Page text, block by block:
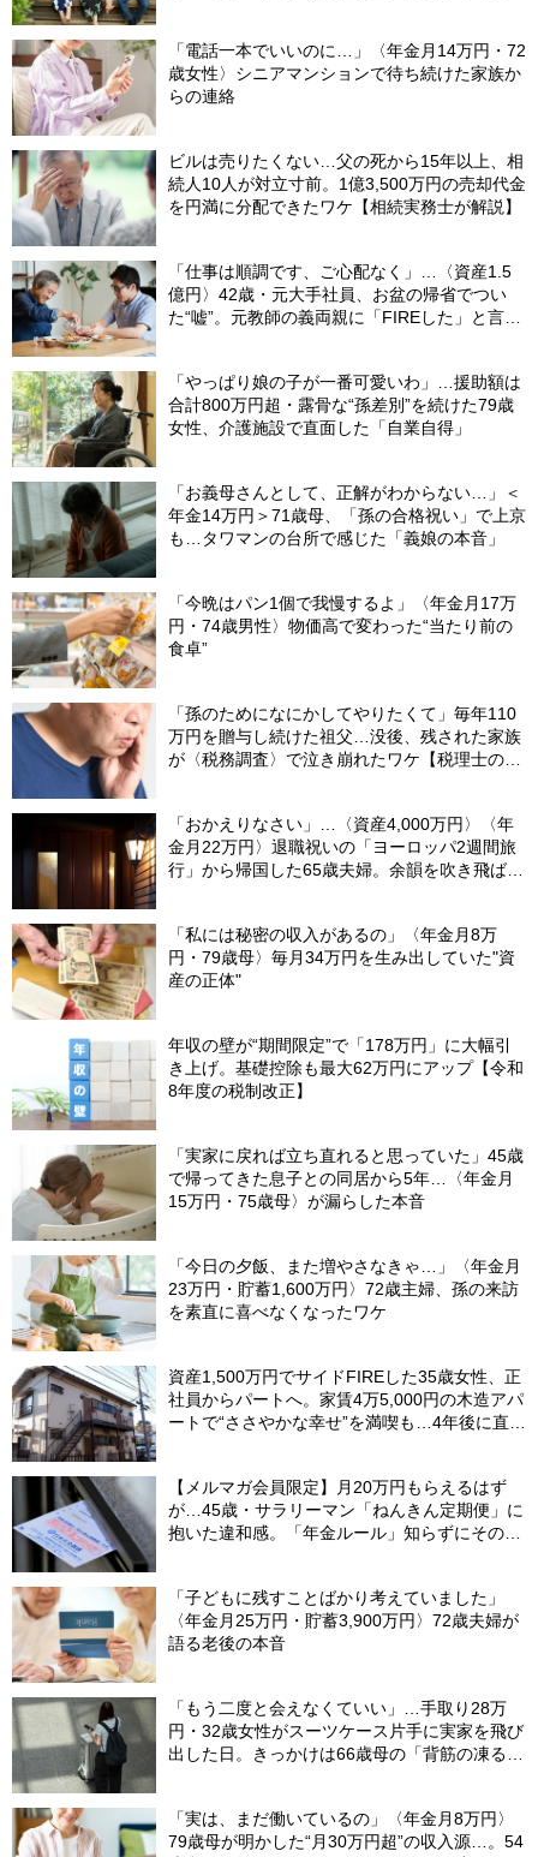
「電話一本でいいのに…」〈年金月14万円・72
歳女性〉シニアマンションで待ち続けた家族か
らの連絡
ビルは売りたくない…父の死から15年以上、相
続人10人が対立寸前。1億3,500万円の売却代金
を円満に分配できたワケ【相続実務士が解説】
「仕事は順調です、ご心配なく」…〈資産1.5
億円〉42歳・元大手社員、お盆の帰省でつい
た“嘘”。元教師の義両親に「FIREした」と言え
「やっぱり娘の子が一番可愛いわ」…援助額は
合計800万円超・露骨な“孫差別”を続けた79歳
女性、介護施設で直面した「自業自得」
「お義母さんとして、正解がわからない…」＜
年金14万円＞71歳母、「孫の合格祝い」で上京
も…タワマンの台所で感じた「義娘の本音」
「今晩はパン1個で我慢するよ」〈年金月17万
円・74歳男性〉物価高で変わった“当たり前の
食卓”
「孫のためになにかしてやりたくて」毎年110
万円を贈与し続けた祖父…没後、残された家族
が〈税務調査〉で泣き崩れたワケ【税理士の助
「おかえりなさい」…〈資産4,000万円〉〈年
金月22万円〉退職祝いの「ヨーロッパ2週間旅
行」から帰国した65歳夫婦。余韻を吹き飛ばし
「私には秘密の収入があるの」〈年金月8万
円・79歳母〉毎月34万円を生み出していた"資
産の正体"
年収の壁が“期間限定”で「178万円」に大幅引
き上げ。基礎控除も最大62万円にアップ【令和
8年度の税制改正】
「実家に戻れば立ち直れると思っていた」45歳
で帰ってきた息子との同居から5年…〈年金月
15万円・75歳母〉が漏らした本音
「今日の夕飯、また増やさなきゃ…」〈年金月
23万円・貯蓄1,600万円〉72歳主婦、孫の来訪
を素直に喜べなくなったワケ
資産1,500万円でサイドFIREした35歳女性、正
社員からパートへ。家賃4万5,000円の木造アパ
ートで“ささやかな幸せ”を満喫も…4年後に直面
【メルマガ会員限定】月20万円もらえるはず
が…45歳・サラリーマン「ねんきん定期便」に
抱いた違和感。「年金ルール」知らずにそのま
「子どもに残すことばかり考えていました」
〈年金月25万円・貯蓄3,900万円〉72歳夫婦が
語る老後の本音
「もう二度と会えなくていい」…手取り28万
円・32歳女性がスーツケース片手に実家を飛び
出した日。きっかけは66歳母の「背筋の凍る一
「実は、まだ働いているの」〈年金月8万円〉
79歳母が明かした“月30万円超”の収入源…。54